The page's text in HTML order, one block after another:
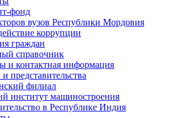
фонд
вузов Республики Мордовия
коррупции
граждан
справочник
и контактная информация
представительства
филиал
институт машиностроения
в Республике Индия